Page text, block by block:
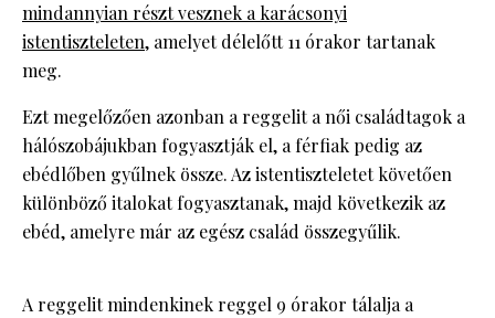
mindannyian részt vesznek a karácsonyi
istentiszteleten, amelyet délelőtt 11 órakor tartanak
meg.
Ezt megelőzően azonban a reggelit a női családtagok a
hálószobájukban fogyasztják el, a férfiak pedig az
ebédlőben gyűlnek össze. Az istentiszteletet követően
különböző italokat fogyasztanak, majd következik az
ebéd, amelyre már az egész család összegyűlik.
A reggelit mindenkinek reggel 9 órakor tálalja a